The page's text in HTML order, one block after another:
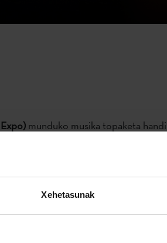
Xehetasunak
munduko musika topaketa
Showcase hauetan parte